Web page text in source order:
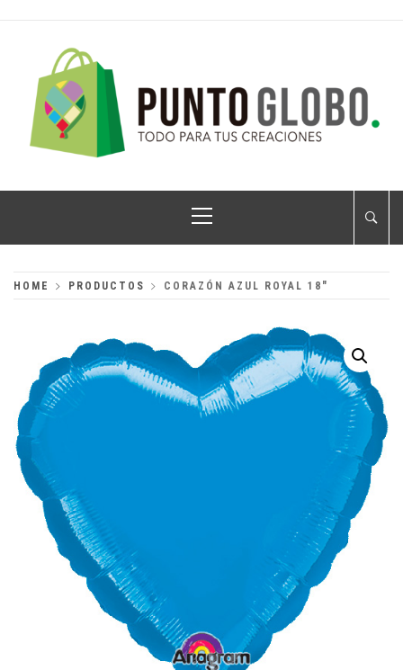
PUNTO GLOBO
Menu
HOME PRODUCTOS CORAZÓN AZUL ROYAL 18″